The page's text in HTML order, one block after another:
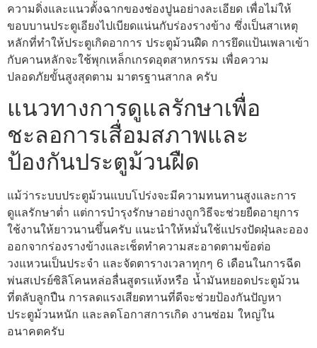
ความดิ่งและแนวตั้งฉากของช่องปูนอย่างละเอียด เพื่อไม่ให้
ขอบบานประตูเอียงไปเบียดแน่นกับร่องรางข้าง ซึ่งเป็นสาเหตุ
หลักที่ทำให้ประตูเกิดอาการ ประตูม้วนฝืด การยึดแป้นเพลาเข้า
กับคานหลักจะใช้พุกเหล็กเกรดอุตสาหกรรม เพื่อความ
ปลอดภัยขั้นสูงสุดตาม มาตรฐานสากล ครับ
แนวทางการดูแลรักษาเพื่อ
ชะลอการเสื่อมสภาพและ
ป้องกันประตูม้วนฝืด
แม้ว่าระบบประตูม้วนแบบโปร่งจะมีความทนทานสูงและการ
ดูแลรักษาต่ำ แต่การบำรุงรักษาอย่างถูกวิธีจะช่วยยืดอายุการ
ใช้งานให้ยาวนานขึ้นครับ แนะนำให้หมั่นใช้แปรงปัดฝุ่นละออง
ออกจากร่องรางข้างและเช็ดทำความสะอาดตามข้อต่อ
วงแหวนเป็นประจำ และจัดตารางเวลาทุกๆ 6 เดือนในการฉีด
พ่นสเปรย์ซิลิโคนหล่อลื่นสูตรแห้งหรือ น้ำมันหยอดประตูม้วน
ที่ตลับลูกปืน การลดแรงเสียดทานที่ดีจะช่วยป้องกันปัญหา
ประตูม้วนหนัก และลดโอกาสการเกิด งานซ่อม ใหญ่ใน
อนาคตครับ